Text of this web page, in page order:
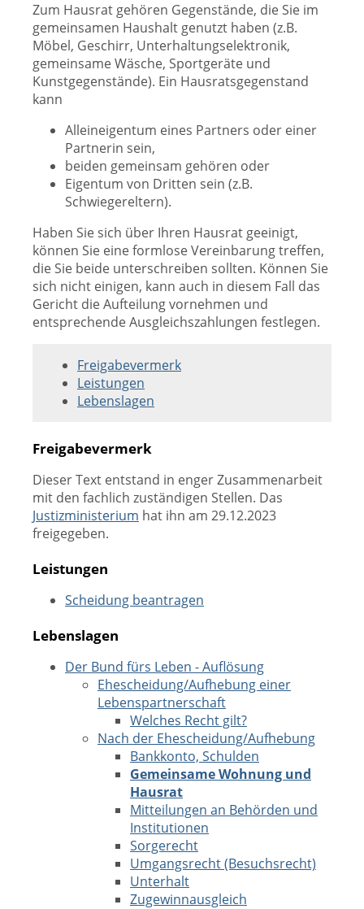
Zum Hausrat gehören Gegenstände, die Sie im
gemeinsamen Haushalt genutzt haben (z.B.
Möbel, Geschirr, Unterhaltungselektronik,
gemeinsame Wäsche, Sportgeräte und
Kunstgegenstände). Ein Hausratsgegenstand
kann
Alleineigentum eines Partners oder einer
Partnerin sein,
beiden gemeinsam gehören oder
Eigentum von Dritten sein (z.B.
Schwiegereltern).
Haben Sie sich über Ihren Hausrat geeinigt,
können Sie eine formlose Vereinbarung treffen,
die Sie beide unterschreiben sollten. Können Sie
sich nicht einigen, kann auch in diesem Fall das
Gericht die Aufteilung vornehmen und
entsprechende Ausgleichszahlungen festlegen.
Freigabevermerk
Leistungen
Lebenslagen
Freigabevermerk
Dieser Text entstand in enger Zusammenarbeit
mit den fachlich zuständigen Stellen. Das
Justizministerium hat ihn am 29.12.2023
freigegeben.
Leistungen
Scheidung beantragen
Lebenslagen
Der Bund fürs Leben - Auflösung
Ehescheidung/Aufhebung einer
Lebenspartnerschaft
Welches Recht gilt?
Nach der Ehescheidung/Aufhebung
Bankkonto, Schulden
Gemeinsame Wohnung und
Hausrat
Mitteilungen an Behörden und
Institutionen
Sorgerecht
Umgangsrecht (Besuchsrecht)
Unterhalt
Zugewinnausgleich